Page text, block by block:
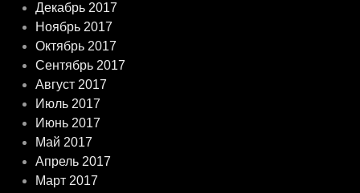
Декабрь 2017
Ноябрь 2017
Октябрь 2017
Сентябрь 2017
Август 2017
Июль 2017
Июнь 2017
Май 2017
Апрель 2017
Март 2017